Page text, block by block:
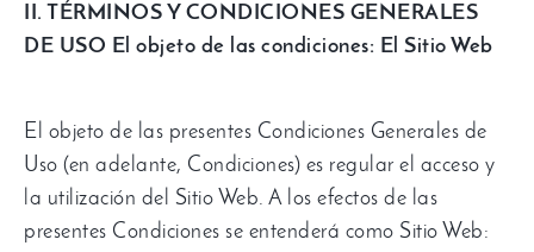
. TÉRMINOS Y CONDICIONES GENERALES
DE USO El objeto de las condiciones: El Sitio Web
El objeto de las presentes Condiciones Generales de
Uso (en adelante, Condiciones) es regular el acceso y
la utilización del Sitio Web. A los efectos de las
presentes Condiciones se entenderá como Sitio Web: